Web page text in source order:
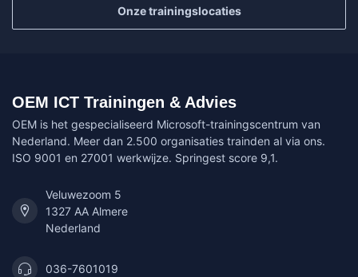
Onze trainingslocaties
OEM ICT Trainingen & Advies
OEM is het gespecialiseerd Microsoft-trainingscentrum van
Nederland. Meer dan 2.500 organisaties trainden al via ons.
ISO 9001 en 27001 werkwijze. Springest score 9,1.
Veluwezoom 5
1327 AA Almere
Nederland
036-7601019